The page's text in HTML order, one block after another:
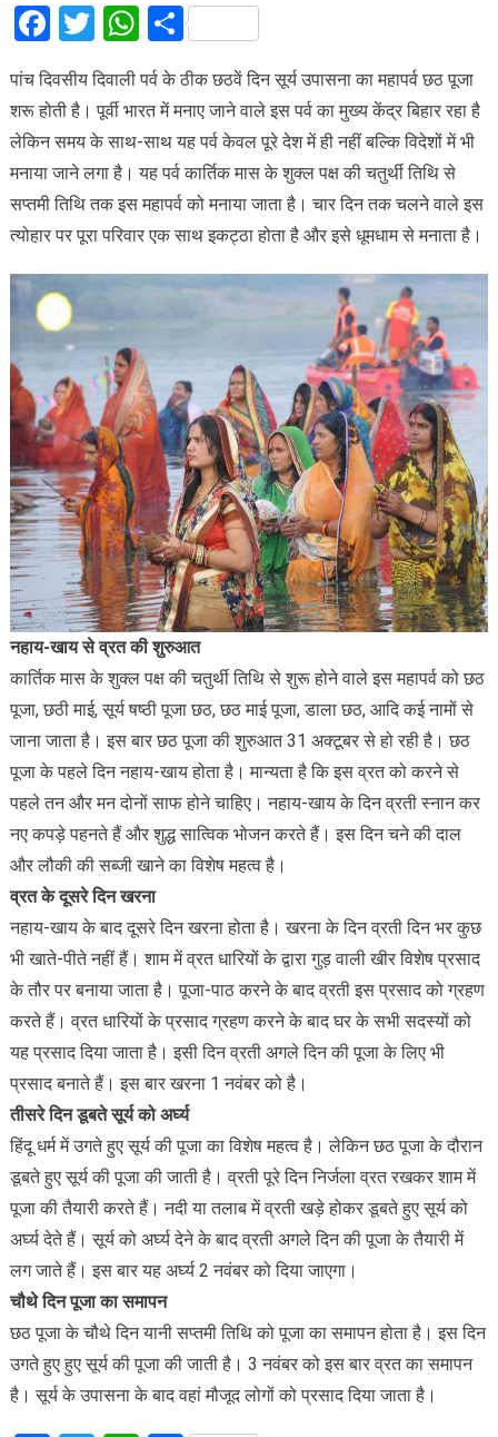
Facebook
Twitter
WhatsApp
Share
पांच दिवसीय दिवाली पर्व के ठीक छठवें दिन सूर्य उपासना का महापर्व छठ पूजा
शरू होती है। पूर्वी भारत में मनाए जाने वाले इस पर्व का मुख्य केंद्र बिहार रहा है
लेकिन समय के साथ-साथ यह पर्व केवल पूरे देश में ही नहीं बल्कि विदेशों में भी
मनाया जाने लगा है। यह पर्व कार्तिक मास के शुक्ल पक्ष की चतुर्थी तिथि से
सप्तमी तिथि तक इस महापर्व को मनाया जाता है। चार दिन तक चलने वाले इस
त्योहार पर पूरा परिवार एक साथ इकट्ठा होता है और इसे धूमधाम से मनाता है।
नहाय-खाय से व्रत की शुरुआत
कार्तिक मास के शुक्ल पक्ष की चतुर्थी तिथि से शुरू होने वाले इस महापर्व को छठ
पूजा, छठी माई, सूर्य षष्ठी पूजा छठ, छठ माई पूजा, डाला छठ, आदि कई नामों से
जाना जाता है। इस बार छठ पूजा की शुरुआत 31 अक्टूबर से हो रही है। छठ
पूजा के पहले दिन नहाय-खाय होता है। मान्यता है कि इस व्रत को करने से
पहले तन और मन दोनों साफ होने चाहिए। नहाय-खाय के दिन व्रती स्नान कर
नए कपड़े पहनते हैं और शुद्ध सात्विक भोजन करते हैं। इस दिन चने की दाल
और लौकी की सब्जी खाने का विशेष महत्व है।
व्रत के दूसरे दिन खरना
नहाय-खाय के बाद दूसरे दिन खरना होता है। खरना के दिन व्रती दिन भर कुछ
भी खाते-पीते नहीं हैं। शाम में व्रत धारियों के द्वारा गुड़ वाली खीर विशेष प्रसाद
के तौर पर बनाया जाता है। पूजा-पाठ करने के बाद व्रती इस प्रसाद को ग्रहण
करते हैं। व्रत धारियों के प्रसाद ग्रहण करने के बाद घर के सभी सदस्यों को
यह प्रसाद दिया जाता है। इसी दिन व्रती अगले दिन की पूजा के लिए भी
प्रसाद बनाते हैं। इस बार खरना 1 नवंबर को है।
तीसरे दिन डूबते सूर्य को अर्घ्य
हिंदू धर्म में उगते हुए सूर्य की पूजा का विशेष महत्व है। लेकिन छठ पूजा के दौरान
डूबते हुए सूर्य की पूजा की जाती है। व्रती पूरे दिन निर्जला व्रत रखकर शाम में
पूजा की तैयारी करते हैं। नदी या तलाब में व्रती खड़े होकर डूबते हुए सूर्य को
अर्घ्य देते हैं। सूर्य को अर्घ्य देने के बाद व्रती अगले दिन की पूजा के तैयारी में
लग जाते हैं। इस बार यह अर्घ्य 2 नवंबर को दिया जाएगा।
चौथे दिन पूजा का समापन
छठ पूजा के चौथे दिन यानी सप्तमी तिथि को पूजा का समापन होता है। इस दिन
उगते हुए हुए सूर्य की पूजा की जाती है। 3 नवंबर को इस बार व्रत का समापन
है। सूर्य के उपासना के बाद वहां मौजूद लोगों को प्रसाद दिया जाता है।